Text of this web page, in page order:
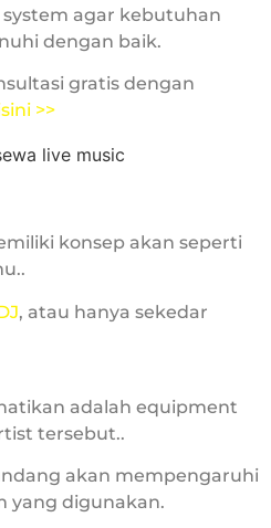
agar kebutuhan
dengan baik.
gratis dengan
>>
konsep akan seperti
, atau hanya sekedar
adalah equipment
tersebut..
akan mempengaruhi
yang digunakan.